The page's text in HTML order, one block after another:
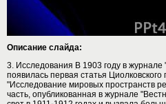
Описание слайда:
3. Исследования В 1903 году в
появилась первая статья Циолковского
"Исследование мировых пространств
часть, опубликованная в журнале